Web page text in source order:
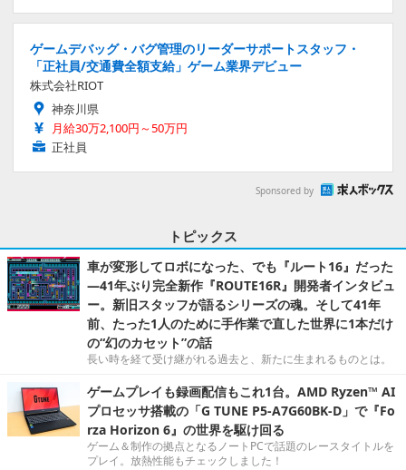
ゲームデバッグ・バグ管理のリーダーサポートスタッフ・
「正社員/交通費全額支給」ゲーム業界デビュー
株式会社RIOT
神奈川県
月給30万2,100円～50万円
正社員
Sponsored by
トピックス
車が変形してロボになった、でも『ルート16』だった
―41年ぶり完全新作『ROUTE16R』開発者インタビュ
ー。新旧スタッフが語るシリーズの魂。そして41年
前、たった1人のために手作業で直した世界に1本だけ
の“幻のカセット”の話
長い時を経て受け継がれる過去と、新たに生まれるものとは。
ゲームプレイも録画配信もこれ1台。AMD Ryzen™ AI
プロセッサ搭載の「G TUNE P5-A7G60BK-D」で『Fo
rza Horizon 6』の世界を駆け回る
ゲーム＆制作の拠点となるノートPCで話題のレースタイトルを
プレイ。放熱性能もチェックしました！